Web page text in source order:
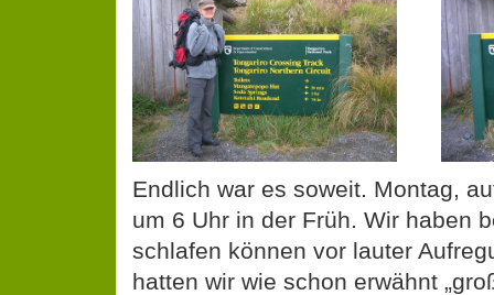
Endlich war es soweit. Montag,
um 6 Uhr in der Früh. Wir haben
schlafen können vor lauter
hatten wir wie schon erwähnt